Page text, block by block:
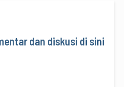
dan diskusi di sini